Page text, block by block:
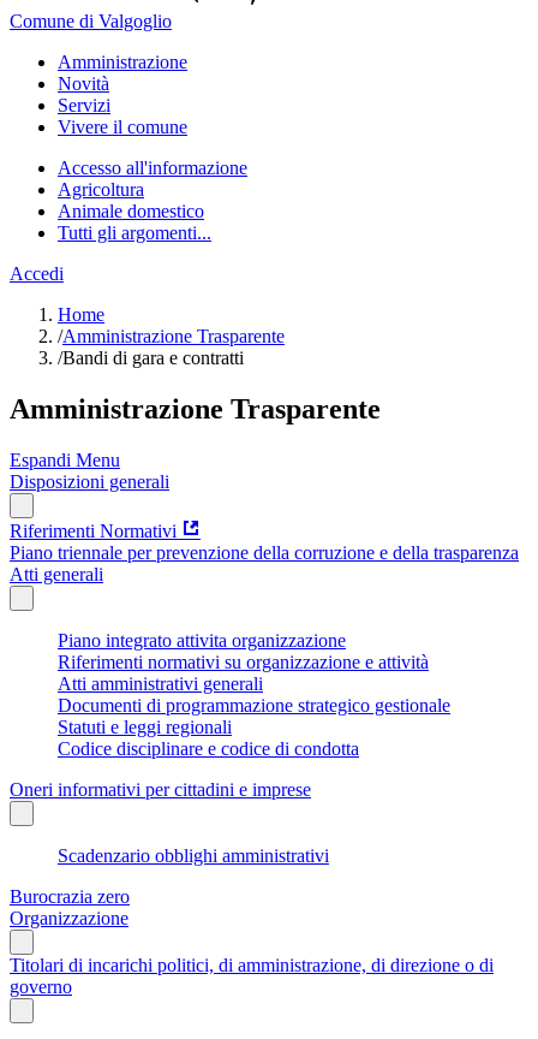
Comune di Valgoglio
Amministrazione
Novità
Servizi
Vivere il comune
Accesso all'informazione
Agricoltura
Animale domestico
Tutti gli argomenti...
Accedi
Home
/Amministrazione Trasparente
/Bandi di gara e contratti
Amministrazione Trasparente
Espandi Menu
Disposizioni generali
Riferimenti Normativi
Piano triennale per prevenzione della corruzione e della trasparenza
Atti generali
Piano integrato attivita organizzazione
Riferimenti normativi su organizzazione e attività
Atti amministrativi generali
Documenti di programmazione strategico gestionale
Statuti e leggi regionali
Codice disciplinare e codice di condotta
Oneri informativi per cittadini e imprese
Scadenzario obblighi amministrativi
Burocrazia zero
Organizzazione
Titolari di incarichi politici, di amministrazione, di direzione o di
governo